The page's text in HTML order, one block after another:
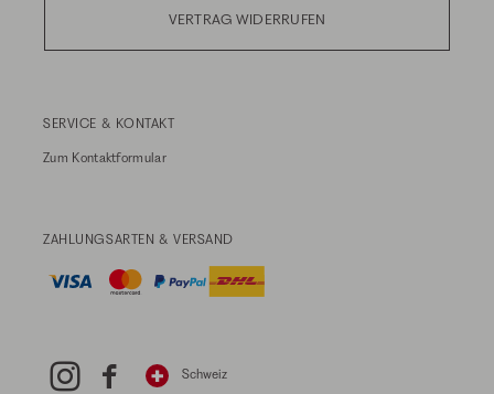
VERTRAG WIDERRUFEN
SERVICE & KONTAKT
Zum Kontaktformular
ZAHLUNGSARTEN & VERSAND
Schweiz